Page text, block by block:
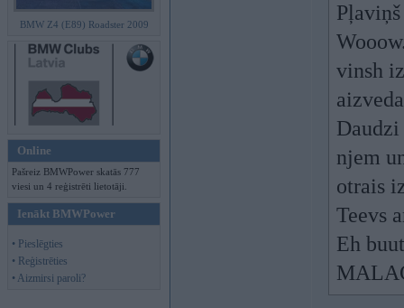
BMW Z4 (E89) Roadster 2009
Online
Pašreiz BMWPower skatās 777
viesi un 4 reģistrēti lietotāji.
Ienākt BMWPower
• Pieslēgties
• Reģistrēties
• Aizmirsi paroli?
vinsh
njem
otrais
Teevs
Eh